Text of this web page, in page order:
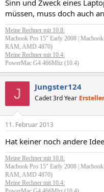
Sinn und Zweck eines
müssen, muss doch auch
Meine Rechner mit 10.8:
Macbook Pro 15" Early 2008 |
RAM, AMD 4870)
Meine Rechner mit 10.4:
PowerMac G4 466Mhz (10.4)
J Jungster124
Cadet 3rd Year
11. Februar 2013
Hat keiner noch andere
Meine Rechner mit 10.8:
Macbook Pro 15" Early 2008 |
RAM, AMD 4870)
Meine Rechner mit 10.4: